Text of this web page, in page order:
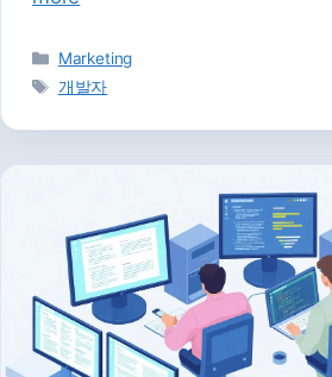
카
테
리
Marketing
태
개발자